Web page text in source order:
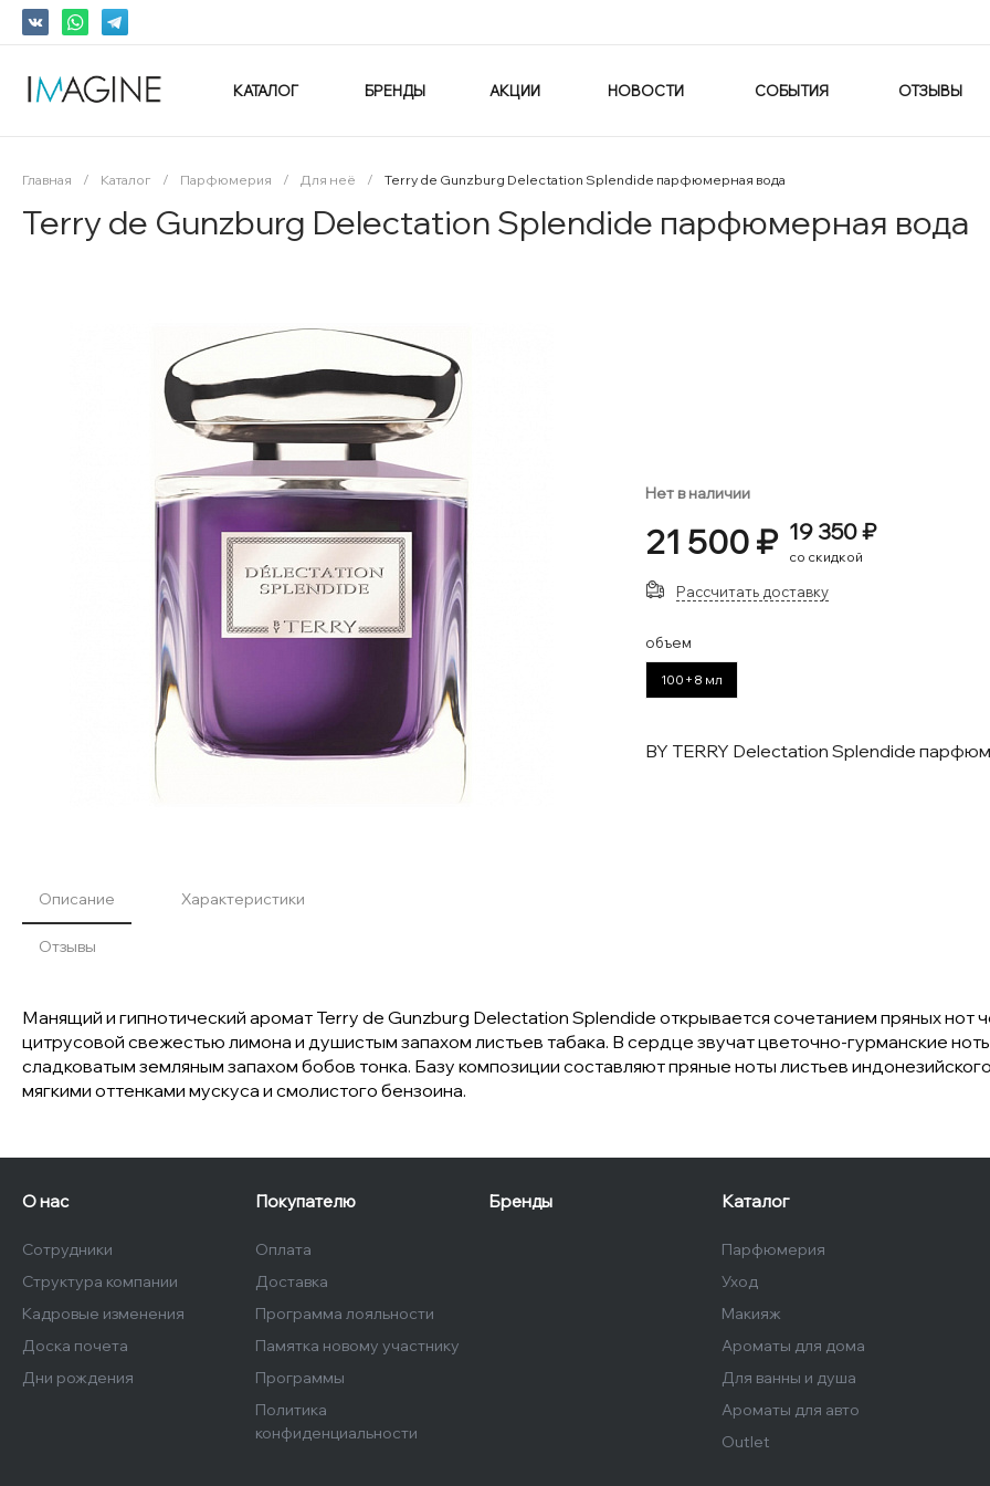
КАТАЛОГ БРЕНДЫ АКЦИИ НОВОСТИ СОБЫТИЯ ОТЗЫВЫ
Главная / Каталог / Парфюмерия / Для неё / Terry de Gunzburg Delectation Splendide парфюмерная вода
Terry de Gunzburg Delectation Splendide парфюмерная вода
Нет в наличии
21 500 ₽ 19 350 ₽
со скидкой
Рассчитать доставку
объем
100+8 мл
BY TERRY Delectation Splendide
Описание Характеристики
Отзывы
Манящий и гипнотический аромат Terry de Gunzburg Delectation Splendide открывается сочетанием пряных нот
цитрусовой свежестью лимона и душистым запахом листьев табака. В сердце звучат цветочно-гурманские
сладковатым земляным запахом бобов тонка. Базу композиции составляют пряные ноты листьев
мягкими оттенками мускуса и смолистого бензоина.
О нас
Сотрудники
Структура компании
Кадровые изменения
Доска почета
Дни рождения
Покупателю
Оплата
Доставка
Программа лояльности
Памятка новому участнику
Программы
Политика
конфиденциальности
Бренды Каталог
Парфюмерия
Уход
Макияж
Ароматы для дома
Для ванны и душа
Ароматы для авто
Outlet